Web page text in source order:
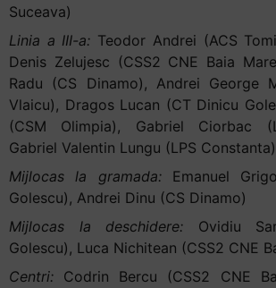
Suceava)
Linia a III-a: Teodor Andrei (ACS
Denis Zelujesc (CSS2 CNE Baia
Radu (CS Dinamo), Andrei George
Vlaicu), Dragos Lucan (CT Dinicu
(CSM Olimpia), Gabriel Ciorbac
Gabriel Valentin Lungu (LPS Constanta)
Mijlocas la gramada:Emanuel
Golescu), Andrei Dinu (CS Dinamo)
Mijlocas la deschidere: Ovidiu
Golescu), Luca Nichitean (CSS2 CNE
Centri: Codrin Bercu (CSS2 CNE